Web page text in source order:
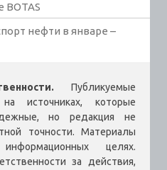
BOTAS
нефти в январе –
Публикуемые
источниках, которые
но редакция не
точности. Материалы
целях.
за действия,